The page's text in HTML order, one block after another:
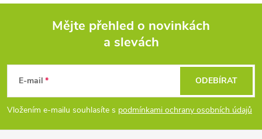
p
Mějte přehled o novinkách
a slevách
E-mail
Vložením e-mailu souhlasíte s podmínkami ochrany osobních údajů
ODEBÍRAT